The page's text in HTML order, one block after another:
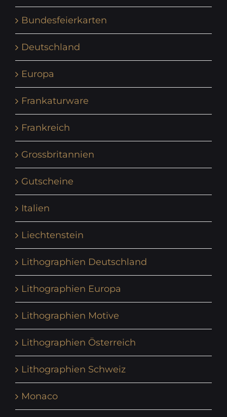
Bundesfeierkarten
Deutschland
Europa
Frankaturware
Frankreich
Grossbritannien
Gutscheine
Italien
Liechtenstein
Lithographien Deutschland
Lithographien Europa
Lithographien Motive
Lithographien Österreich
Lithographien Schweiz
Monaco